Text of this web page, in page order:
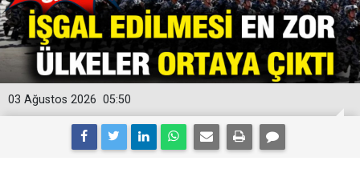
05:50
03 Ağustos 2026